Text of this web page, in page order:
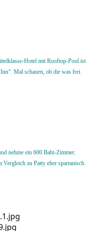
Hotel mit Rooftop-Pool ist
Mal schauen, ob die was frei
nehme ein 600 Baht-Zimmer.
zu Patty eher spartanisch.